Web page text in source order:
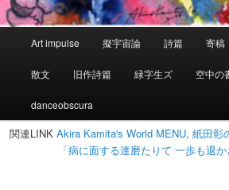
ュ
Art impulse 擬宇宙論 詩篇 寄稿
散文 旧作詩篇 緑字生ズ 空中の
danceobscura
関連LINK Akira Kamita's World MENU, 紙田彰
「病に面する達磨たりて 一歩も退か